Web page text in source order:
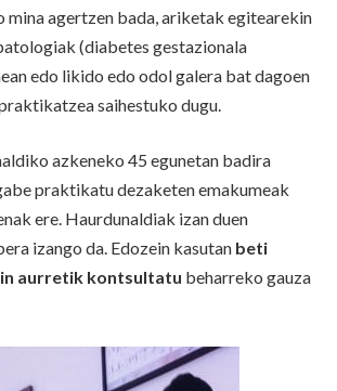
mina agertzen bada, ariketak egitearekin
(diabetes gestazionala
edo likido edo odol galera bat dagoen
saihestuko dugu.
azkeneko 45 egunetan badira
praktikatu dezaketen emakumeak
ere. Haurdunaldiak izan duen
izango da. Edozein kasutan beti
aurretik kontsultatu beharreko gauza